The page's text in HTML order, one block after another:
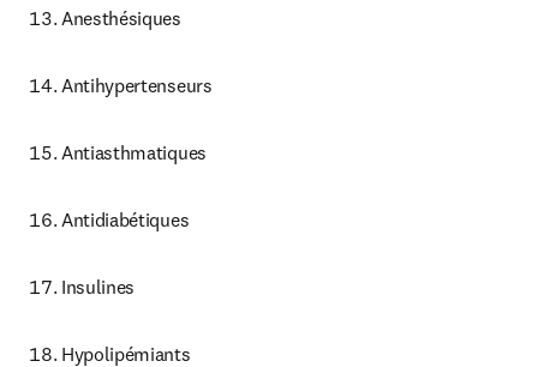
Anesthésiques
Antihypertenseurs
Antiasthmatiques
Antidiabétiques
Insulines
Hypolipémiants